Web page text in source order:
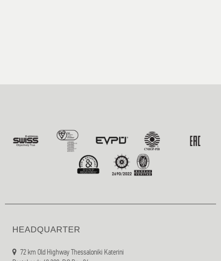
HEADQUARTER
72 km Old Highway Thessaloniki Katerini